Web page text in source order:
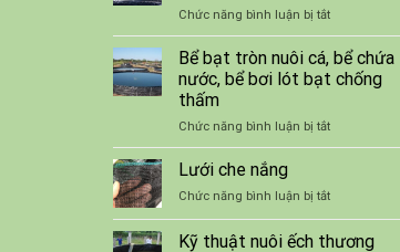
So
Sánh
Giữa
Ao
và
Ao
Chức năng bình luận bị tắtở
Tìm
hiểu
bể
lót
bạt
Bể bạt tròn nuôi cá, bể chứa
nước, bể bơi lót bạt chống
thấm
Chức năng bình luận bị tắtở
Bể
nuôi
cá,
bể
Lưới che nắng
Chức năng bình luận bị tắtở
Kỹ thuật nuôi ếch thương